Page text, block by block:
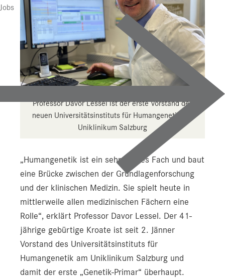
Jobs Presse
Downloads
Pressebilder
YOUNG.HOPE
Pressekontakt
Professor Davor Lessel ist der erste Vorstand des
neuen Universitätsinstituts für Humangenetik am
Uniklinikum Salzburg
„Humangenetik ist ein sehr breites Fach und baut
eine Brücke zwischen der Grundlagenforschung
und der klinischen Medizin. Sie spielt heute in
mittlerweile allen medizinischen Fächern eine
Rolle“, erklärt Professor Davor Lessel. Der 41-
jährige gebürtige Kroate ist seit 2. Jänner
Vorstand des Universitätsinstituts für
Humangenetik am Uniklinikum Salzburg und
damit der erste „Genetik-Primar“ überhaupt.